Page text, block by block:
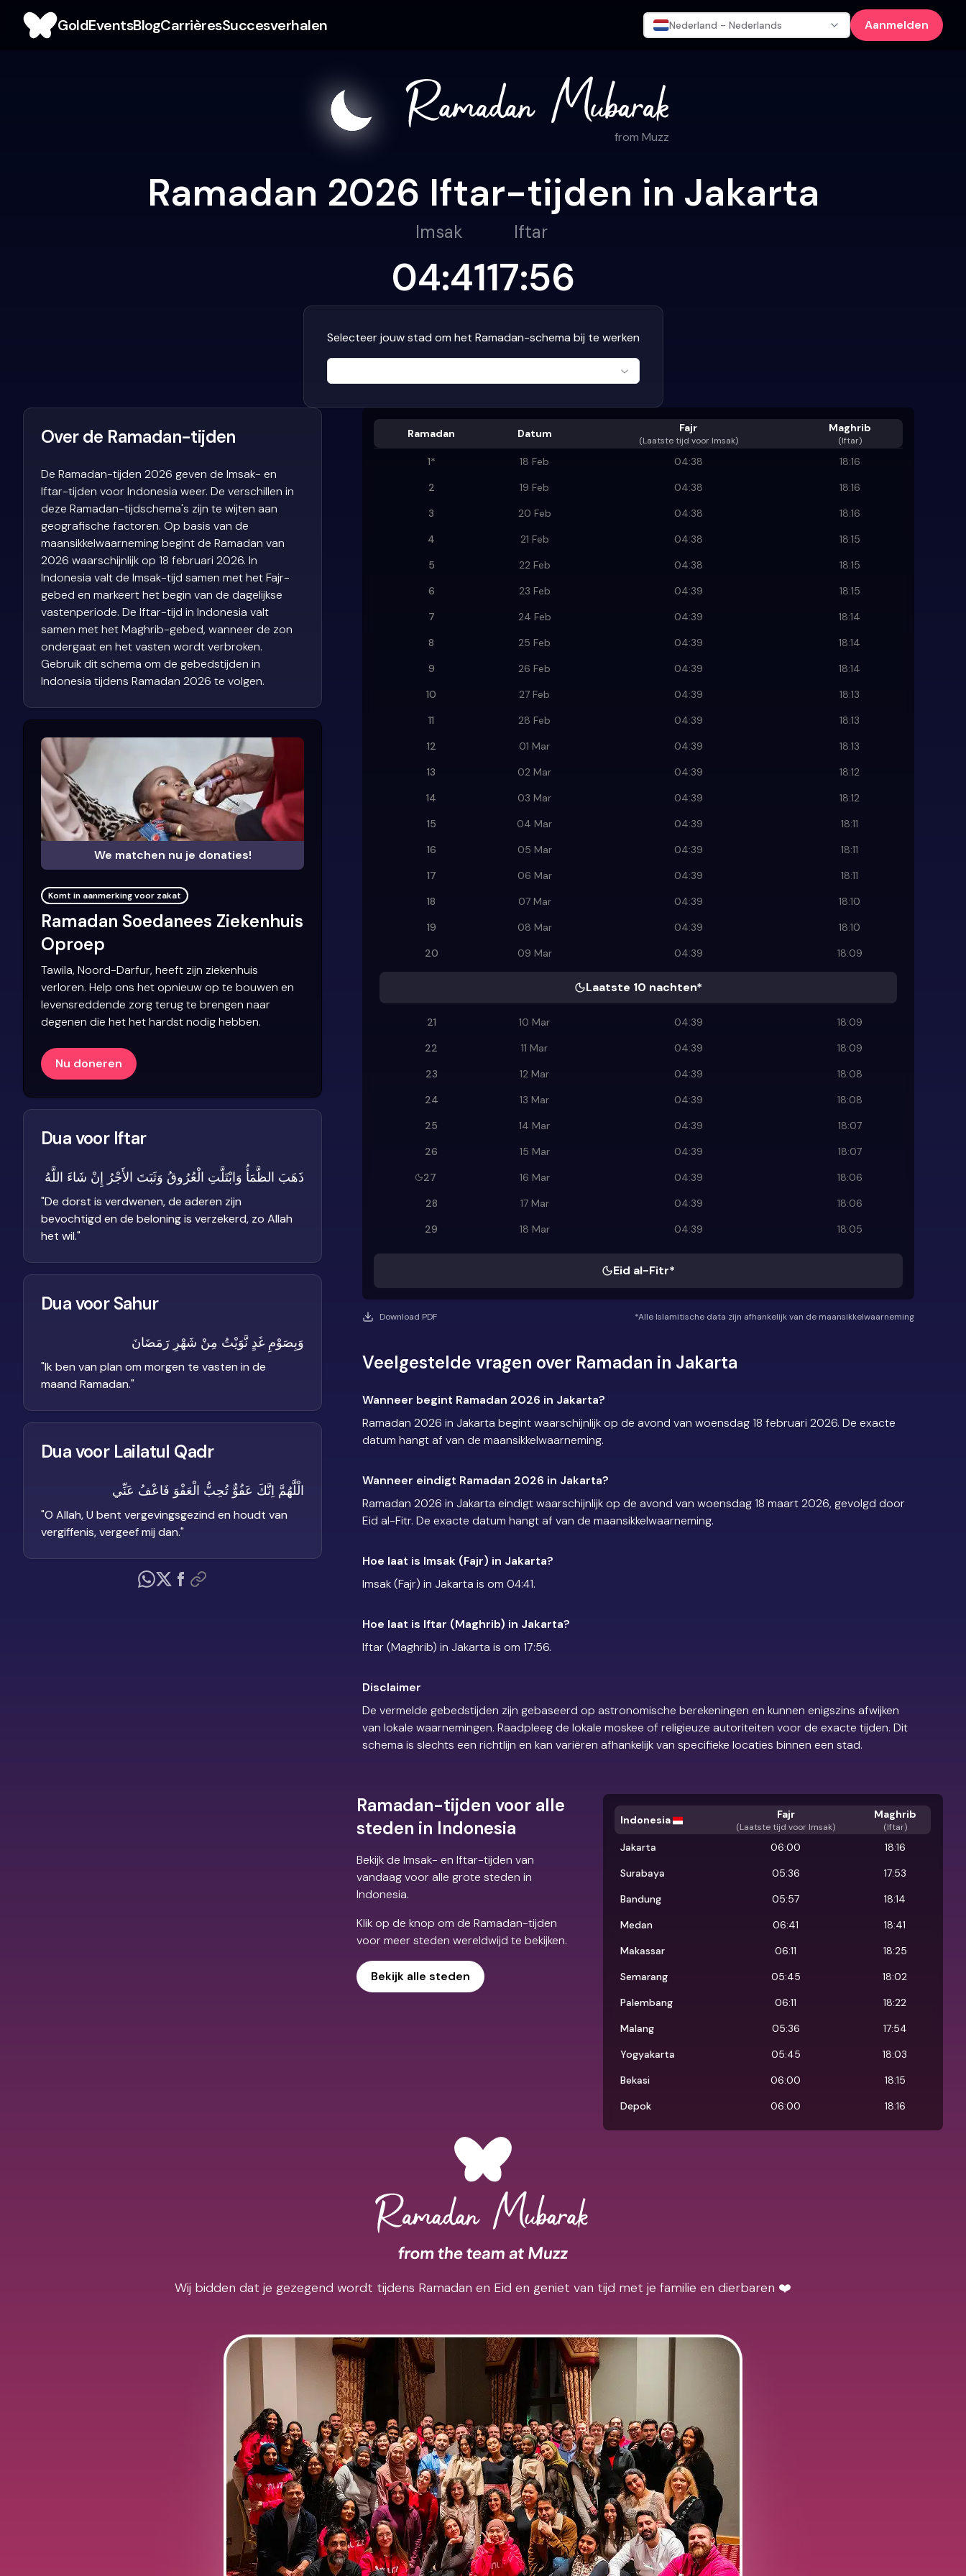
GoldEventsBlogCarrièresSuccesverhalen Nederland - Nederlands Aanmelden
from Muzz
Ramadan 2026 Iftar-tijden in Jakarta
Imsak
04:41
Iftar
17:56
Selecteer jouw stad om het Ramadan-schema bij te werken
Ramadan Datum Fajr
(Laatste tijd voor Imsak)
Maghrib
(Iftar)
1* 18 Feb 04:38
18:16
2
19 Feb 04:38
18:16
3
20 Feb 04:38
18:16
4
21 Feb 04:38
18:15
5
22 Feb 04:38
18:15
6
23 Feb 04:39
18:15
7
24 Feb 04:39
18:14
8
25 Feb 04:39
18:14
9
26 Feb 04:39
18:14
10
27 Feb 04:39
18:13
11
28 Feb 04:39
18:13
12
01 Mar 04:39
18:13
13
02 Mar 04:39
18:12
14
03 Mar 04:39
18:12
15
04 Mar 04:39
18:11
16
05 Mar 04:39
18:11
17
06 Mar 04:39
18:11
18
07 Mar 04:39
18:10
19
08 Mar 04:39
18:10
20
09 Mar 04:39 18:09
Laatste 10 nachten*
21 10 Mar 04:39
18:09
22
11 Mar 04:39
18:09
23
12 Mar 04:39
18:08
24
13 Mar 04:39
18:08
25
14 Mar 04:39
18:07
26
15 Mar 04:39
18:07
27
16 Mar 04:39
18:06
28
17 Mar 04:39
18:06
29
18 Mar 04:39 18:05
Eid al-Fitr*
Download PDF *Alle Islamitische data zijn afhankelijk van de maansikkelwaarneming
Veelgestelde vragen over Ramadan in Jakarta
Wanneer begint Ramadan 2026 in Jakarta?
Ramadan 2026 in Jakarta begint waarschijnlijk op de avond van woensdag 18 februari 2026. De exacte
datum hangt af van de maansikkelwaarneming.
Wanneer eindigt Ramadan 2026 in Jakarta?
Ramadan 2026 in Jakarta eindigt waarschijnlijk op de avond van woensdag 18 maart 2026, gevolgd door
Eid al-Fitr. De exacte datum hangt af van de maansikkelwaarneming.
Hoe laat is Imsak (Fajr) in Jakarta?
Imsak (Fajr) in Jakarta is om 04:41.
Hoe laat is Iftar (Maghrib) in Jakarta?
Iftar (Maghrib) in Jakarta is om 17:56.
Disclaimer
De vermelde gebedstijden zijn gebaseerd op astronomische berekeningen en kunnen enigszins afwijken
van lokale waarnemingen. Raadpleeg de lokale moskee of religieuze autoriteiten voor de exacte tijden. Dit
schema is slechts een richtlijn en kan variëren afhankelijk van specifieke locaties binnen een stad.
Ramadan-tijden voor alle
steden in Indonesia
Bekijk de Imsak- en Iftar-tijden van
vandaag voor alle grote steden in
Indonesia.
Klik op de knop om de Ramadan-tijden
voor meer steden wereldwijd te bekijken.
Bekijk alle steden
Indonesia Fajr
(Laatste tijd voor Imsak)
Maghrib
(Iftar)
Jakarta 06:00
18:16
Surabaya
05:36
17:53
Bandung
05:57
18:14
Medan
06:41
18:41
Makassar
06:11
18:25
Semarang
05:45
18:02
Palembang
06:11
18:22
Malang
05:36
17:54
Yogyakarta
05:45
18:03
Bekasi
06:00
18:15
Depok
06:00 18:16
Over de Ramadan-tijden
De Ramadan-tijden 2026 geven de Imsak- en
Iftar-tijden voor Indonesia weer. De verschillen in
deze Ramadan-tijdschema's zijn te wijten aan
geografische factoren. Op basis van de
maansikkelwaarneming begint de Ramadan van
2026 waarschijnlijk op 18 februari 2026. In
Indonesia valt de Imsak-tijd samen met het Fajr-
gebed en markeert het begin van de dagelijkse
vastenperiode. De Iftar-tijd in Indonesia valt
samen met het Maghrib-gebed, wanneer de zon
ondergaat en het vasten wordt verbroken.
Gebruik dit schema om de gebedstijden in
Indonesia tijdens Ramadan 2026 te volgen.
We matchen nu je donaties!
Komt in aanmerking voor zakat
Ramadan Soedanees Ziekenhuis
Oproep
Tawila, Noord-Darfur, heeft zijn ziekenhuis
verloren. Help ons het opnieuw op te bouwen en
levensreddende zorg terug te brengen naar
degenen die het het hardst nodig hebben.
Nu doneren
Dua voor Iftar
ذَهَبَ الظَّمَأُ وَابْتَلَّتِ الْعُرُوقُ وَثَبَتَ الأَجْرُ إِنْ شَاءَ اللَّهُ
"De dorst is verdwenen, de aderen zijn
bevochtigd en de beloning is verzekerd, zo Allah
het wil."
Dua voor Sahur
وَبِصَوْمِ غَدٍ نَّوَيْتُ مِنْ شَهْرِ رَمَضَانَ
"Ik ben van plan om morgen te vasten in de
maand Ramadan."
Dua voor Lailatul Qadr
الْلَّهُمَّ اِنَّكَ عَفُوٌّ تُحِبُّ الْعَفْوَ فَاعْفُ عَنِّي
"O Allah, U bent vergevingsgezind en houdt van
vergiffenis, vergeef mij dan."
Wij bidden dat je gezegend wordt tijdens Ramadan en Eid en geniet van tijd met je familie en dierbaren ❤️